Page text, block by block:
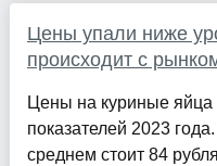
Цены упали ниже
происходит с
Цены на куриные яйца
показателей 2023
среднем стоит 84